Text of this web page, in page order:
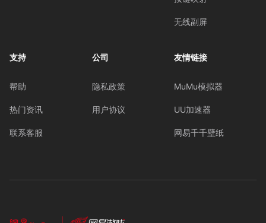
无线副屏
支持
帮助
热门资讯
联系客服
公司
隐私政策
用户协议
友情链接
MuMu模拟器
UU加速器
网易千千壁纸